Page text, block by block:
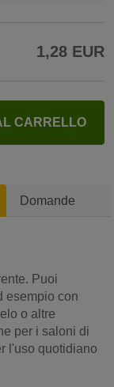
1,28 EUR
CARRELLO
Domande
Puoi
esempio con
o altre
per i saloni di
l'uso quotidiano